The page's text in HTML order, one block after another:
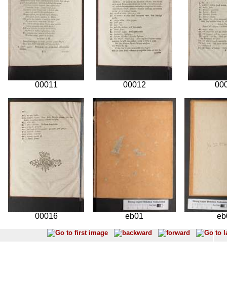
00011 00012
00016 eb01